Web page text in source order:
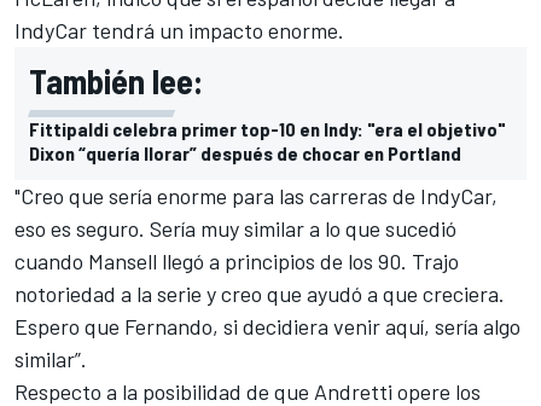
IndyCar tendrá un impacto enorme.
También lee:
Fittipaldi celebra primer top-10 en Indy: "era el objetivo"
Dixon “quería llorar” después de chocar en Portland
"Creo que sería enorme para las carreras de IndyCar,
eso es seguro. Sería muy similar a lo que sucedió
cuando Mansell llegó a principios de los 90. Trajo
notoriedad a la serie y creo que ayudó a que creciera.
Espero que Fernando, si decidiera venir aquí, sería algo
similar”.
Respecto a la posibilidad de que Andretti opere los